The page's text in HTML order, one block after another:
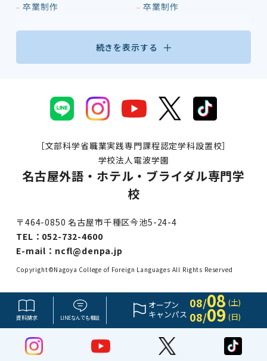
資料請求 LINEなんでも相談
オープン
キャンパス
08/08 (土)
08/09 (日)
卒業制作
卒業制作
続きを表示する
［文部科学省職業実践専門課程認定学科設置校］
学校法人電波学園
名古屋外語・ホテル・ブライダル専門学
校
〒464-0850 名古屋市千種区今池5-24-4
TEL： 052-732-4600
E-mail： ncfl@denpa.jp
Copyright©Nagoya College of Foreign Languages All Rights Reserved